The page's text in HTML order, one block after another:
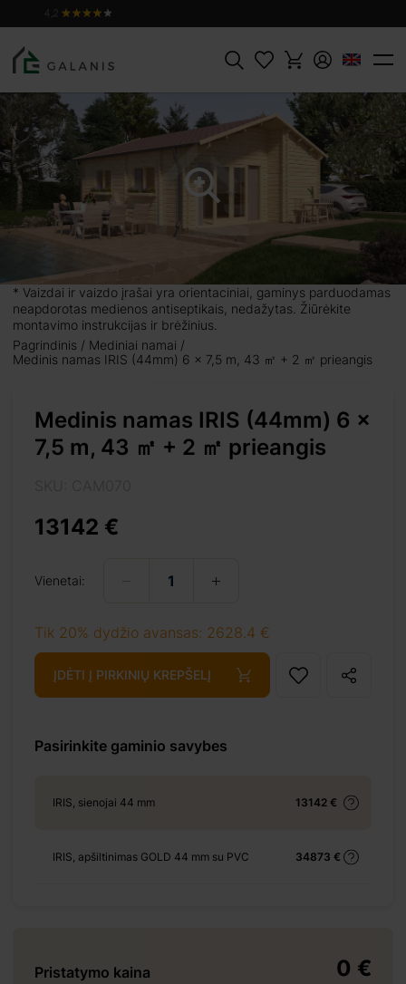
Paieška
* Vaizdai ir vaizdo įrašai yra orientaciniai, gaminys parduodamas
neapdorotas medienos antiseptikais, nedažytas. Žiūrėkite
montavimo instrukcijas ir brėžinius.
Pagrindinis
Mediniai namai
Medinis namas IRIS (44mm) 6 x 7,5 m, 43 ㎡ + 2 ㎡ prieangis
Medinis namas IRIS (44mm) 6 x
7,5 m, 43 ㎡ + 2 ㎡ prieangis
13142 €
Vienetai:
Tik 20% dydžio avansas: 2628.4 €
ĮDĖTI Į PIRKINIŲ KREPŠELĮ
Pasirinkite gaminio savybes
IRIS, sienojai 44 mm 13142 €
IRIS, apšiltinimas GOLD 44 mm su PVC 34873 €
Pristatymo kaina 0 €
IRIS, sienojai 44 mm
13142 €
PIRKINIŲ
yra 43 m², o
sandėliukus.
supančia
galėtumėte
Jo natūralus
kokią aplinką.
+ 69 €